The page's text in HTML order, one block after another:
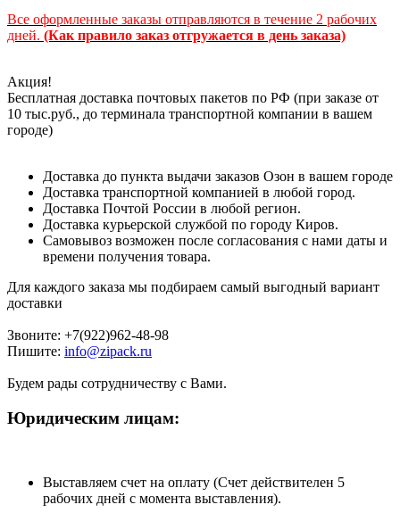
Все оформленные заказы отправляются в течение 2 рабочих
дней. (Как правило заказ отгружается в день заказа)
Акция!
Бесплатная доставка почтовых пакетов по РФ (при заказе от
10 тыс.руб., до терминала транспортной компании в вашем
городе)
Доставка до пункта выдачи заказов Озон в вашем городе
Доставка транспортной компанией в любой город.
Доставка Почтой России в любой регион.
Доставка курьерской службой по городу Киров.
Самовывоз возможен после согласования с нами даты и
времени получения товара.
Для каждого заказа мы подбираем самый выгодный вариант
доставки
Звоните: +7(922)962-48-98
Пишите: info@zipack.ru
Будем рады сотрудничеству с Вами.
Юридическим лицам:
Выставляем счет на оплату (Счет действителен 5
рабочих дней с момента выставления).